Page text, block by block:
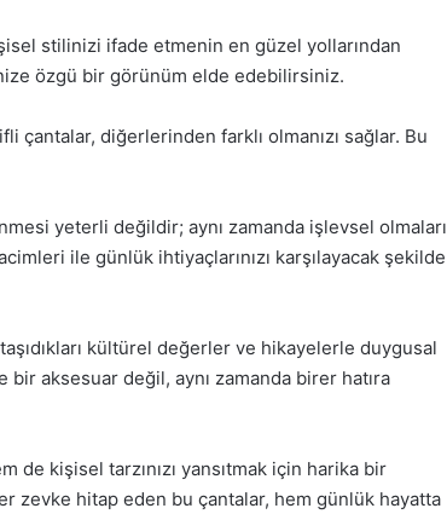
stilinizi ifade etmenin en güzel yollarından
özgü bir görünüm elde edebilirsiniz.
çantalar, diğerlerinden farklı olmanızı sağlar. Bu
yeterli değildir; aynı zamanda işlevsel olmaları
ile günlük ihtiyaçlarınızı karşılayacak şekilde
kültürel değerler ve hikayelerle duygusal
bir aksesuar değil, aynı zamanda birer hatıra
de kişisel tarzınızı yansıtmak için harika bir
zevke hitap eden bu çantalar, hem günlük hayatta